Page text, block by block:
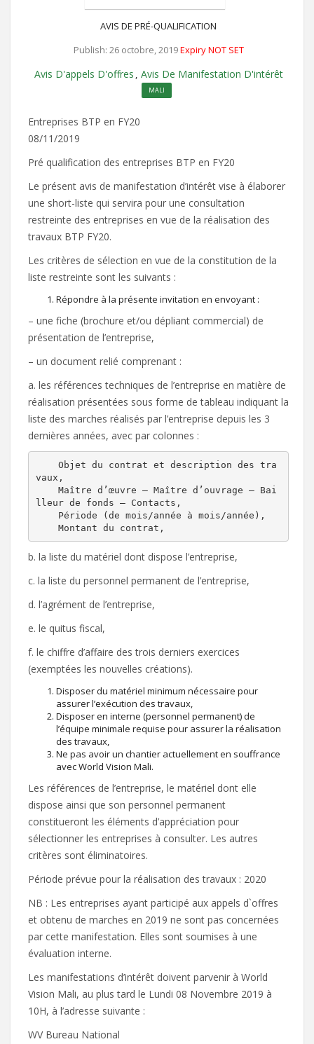
AVIS DE PRÉ-QUALIFICATION
Publish: 26 octobre, 2019Expiry NOT SET
Avis D'appels D'offres , Avis De Manifestation D'intérêt
MALI
Entreprises BTP en FY20
08/11/2019
Pré qualification des entreprises BTP en FY20
Le présent avis de manifestation d’intérêt vise à élaborer
une short-liste qui servira pour une consultation
restreinte des entreprises en vue de la réalisation des
travaux BTP FY20.
Les critères de sélection en vue de la constitution de la
liste restreinte sont les suivants :
Répondre à la présente invitation en envoyant :
– une fiche (brochure et/ou dépliant commercial) de
présentation de l’entreprise,
– un document relié comprenant :
a. les références techniques de l’entreprise en matière de
réalisation présentées sous forme de tableau indiquant la
liste des marches réalisés par l’entreprise depuis les 3
dernières années, avec par colonnes :
vaux,
lleur de fonds – Contacts,
    Montant du contrat,
b. la liste du matériel dont dispose l’entreprise,
c. la liste du personnel permanent de l’entreprise,
d. l’agrément de l’entreprise,
e. le quitus fiscal,
f. le chiffre d’affaire des trois derniers exercices
(exemptées les nouvelles créations).
Disposer du matériel minimum nécessaire pour
assurer l’exécution des travaux,
Disposer en interne (personnel permanent) de
l’équipe minimale requise pour assurer la réalisation
des travaux,
Ne pas avoir un chantier actuellement en souffrance
avec World Vision Mali.
Les références de l’entreprise, le matériel dont elle
dispose ainsi que son personnel permanent
constitueront les éléments d’appréciation pour
sélectionner les entreprises à consulter. Les autres
critères sont éliminatoires.
Période prévue pour la réalisation des travaux : 2020
NB : Les entreprises ayant participé aux appels d`offres
et obtenu de marches en 2019 ne sont pas concernées
par cette manifestation. Elles sont soumises à une
évaluation interne.
Les manifestations d’intérêt doivent parvenir à World
Vision Mali, au plus tard le Lundi 08 Novembre 2019 à
10H, à l’adresse suivante :
WV Bureau National